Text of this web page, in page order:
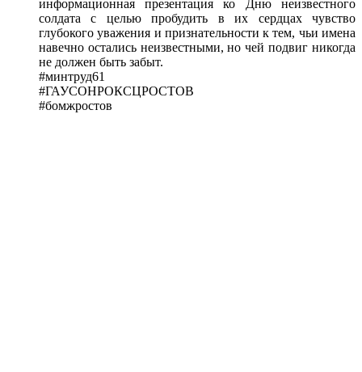
информационная презентация ко Дню неизвестного
солдата с целью пробудить в их сердцах чувство
глубокого уважения и признательности к тем, чьи имена
навечно остались неизвестными, но чей подвиг никогда
не должен быть забыт.
#минтруд61
#ГАУСОНРОКСЦРОСТОВ
#бомжростов